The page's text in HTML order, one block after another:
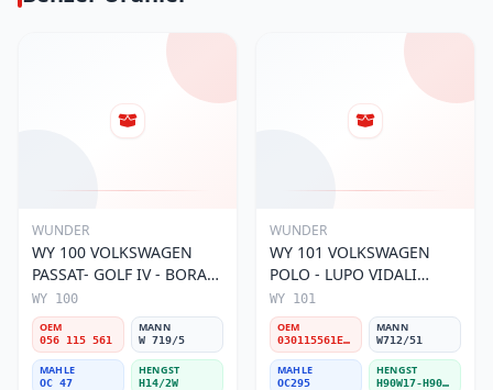
WUNDER
WY 100 VOLKSWAGEN
PASSAT- GOLF IV - BORA
056 115 561 Yağ Filtresi
WY 100
OEM
056 115 561
MANN
W 719/5
MAHLE
OC 47
HENGST
H14/2W
WUNDER
WY 101 VOLKSWAGEN
POLO - LUPO VIDALI
030115561E Yağ Filtresi
WY 101
OEM
030115561E / 030115561AA / 030115561AB / 030115561AD
MANN
W712/51
MAHLE
OC295
HENGST
H90W17-H90W11